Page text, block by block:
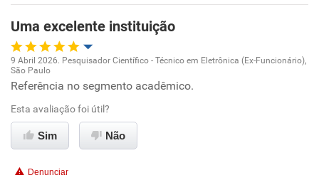
Conciliação com a vida familiar
Benefícios
Ambiente de trabalho
Conciliação com a vida familiar
Benefícios
Recomenda esta empresa
Uma excelente instituição
Oportunidade de promoção
Ambiente de trabalho
Conciliação com a vida familiar
9 Abril 2026. Pesquisador Científico - Técnico em Eletrônica (Ex-Funcionário),
São Paulo
Referência no segmento acadêmico.
Esta avaliação foi útil?
Sim Não
Denunciar